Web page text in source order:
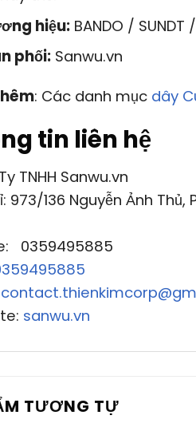
hiệu:BANDO / SUNDT /
phối:Sanwu.vn
: Các danh mục dây
tin liên hệ
TNHH Sanwu.vn
973/136 Nguyễn Ảnh Thủ,
0359495885
sanwu.vn
TƯƠNG TỰ